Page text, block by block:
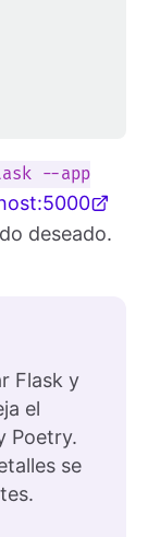
--app
deseado.
Flask y
el
Poetry.
se